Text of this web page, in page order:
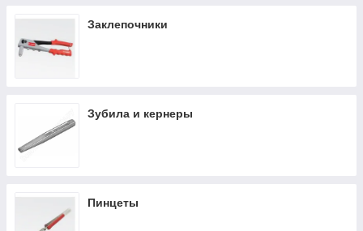
Заклепочники
Зубила и кернеры
Пинцеты